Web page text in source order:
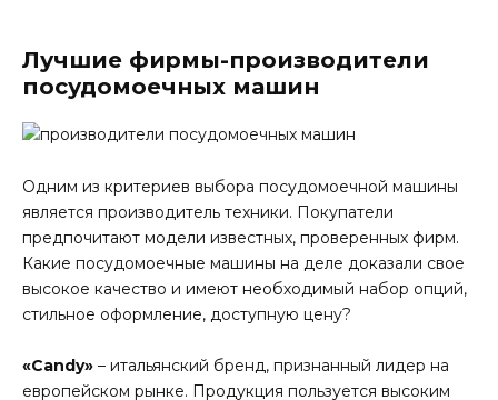
Лучшие фирмы-производители
посудомоечных машин
Одним из критериев выбора посудомоечной машины
является производитель техники. Покупатели
предпочитают модели известных, проверенных фирм.
Какие посудомоечные машины на деле доказали свое
высокое качество и имеют необходимый набор опций,
стильное оформление, доступную цену?
«Candy» – итальянский бренд, признанный лидер на
европейском рынке. Продукция пользуется высоким